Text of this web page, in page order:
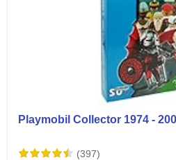
Playmobil Collector 1974 -
(397)